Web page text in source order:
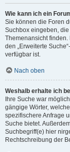
Wie kann ich ein
Sie können die Foren
Suchbox eingeben,
Themenansicht
den „Erweiterte
verfügbar ist.
Nach oben
Weshalb erhalte ich
Ihre Suche war
gängige Wörter,
spezifischere Anfrage
Suche bietet.
Suchbegriff(e) hier
Rechtschreibung der